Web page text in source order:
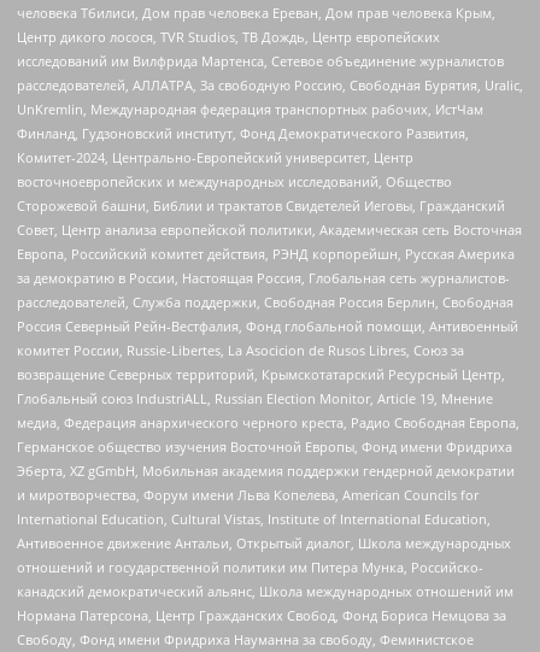
человека Тбилиси, Дом прав человека Ереван, Дом прав человека Крым,
Центр дикого лосося, TVR Studios, ТВ Дождь, Центр европейских
исследований им Вилфрида Мартенса, Сетевое объединение журналистов
расследователей, АЛЛАТРА, За свободную Россию, Свободная Бурятия, Uralic,
UnKremlin, Международная федерация транспортных рабочих, ИстЧам
Финланд, Гудзоновский институт, Фонд Демократического Развития,
Комитет-2024, Центрально-Европейский университет, Центр
восточноевропейских и международных исследований, Общество
Сторожевой башни, Библии и трактатов Свидетелей Иеговы, Гражданский
Совет, Центр анализа европейской политики, Академическая сеть Восточная
Европа, Российский комитет действия, РЭНД корпорейшн, Русская Америка
за демократию в России, Настоящая Россия, Глобальная сеть журналистов-
расследователей, Служба поддержки, Свободная Россия Берлин, Свободная
Россия Северный Рейн-Вестфалия, Фонд глобальной помощи, Антивоенный
комитет России, Russie-Libertes, La Asocicion de Rusos Libres, Союз за
возвращение Северных территорий, Крымскотатарский Ресурсный Центр,
Глобальный союз IndustriALL, Russian Election Monitor, Article 19, Мнение
медиа, Федерация анархического черного креста, Радио Свободная Европа,
Германское общество изучения Восточной Европы, Фонд имени Фридриха
Эберта, XZ gGmbH, Мобильная академия поддержки гендерной демократии
и миротворчества, Форум имени Льва Копелева, American Councils for
International Education, Cultural Vistas, Institute of International Education,
Антивоенное движение Антальи, Открытый диалог, Школа международных
отношений и государственной политики им Питера Мунка, Российско-
канадский демократический альянс, Школа международных отношений им
Нормана Патерсона, Центр Гражданских Свобод, Фонд Бориса Немцова за
Свободу, Фонд имени Фридриха Науманна за свободу, Феминистское